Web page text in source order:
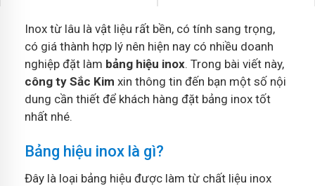
Inox từ lâu là vật liệu rất bền, có tính sang trọng,
có giá thành hợp lý nên hiện nay có nhiều doanh
nghiệp đặt làm bảng hiệu inox. Trong bài viết này,
công ty Sắc Kim xin thông tin đến bạn một số nội
dung cần thiết để khách hàng đặt bảng inox tốt
nhất nhé.
Bảng hiệu inox là gì?
Đây là loại bảng hiệu được làm từ chất liệu inox